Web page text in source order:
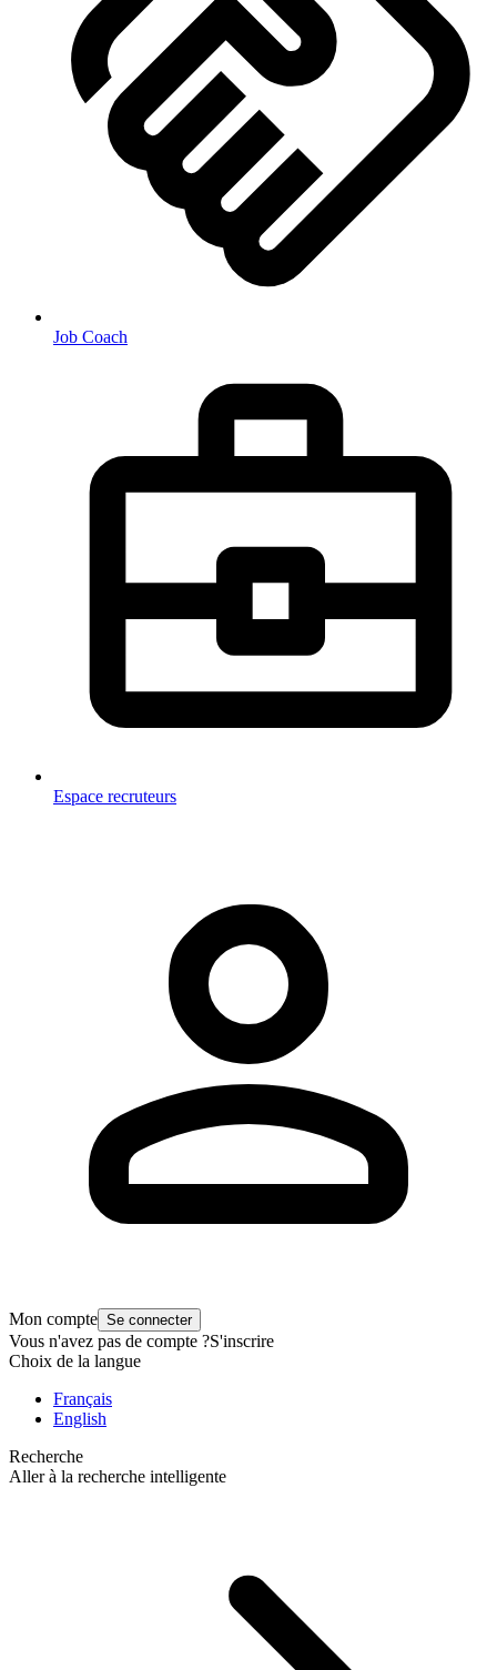
Job Coach
Espace recruteurs
Mon compte Se connecter
Vous n'avez pas de compte ?S'inscrire
Choix de la langue
Français
English
Recherche
Aller à la recherche intelligente